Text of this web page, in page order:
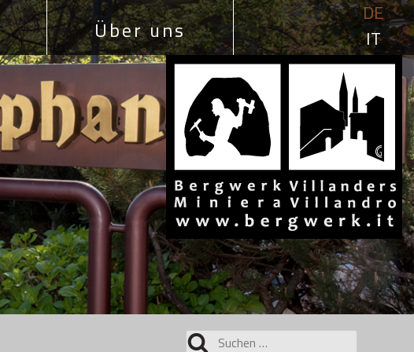
Über uns
DE
IT
Suchen